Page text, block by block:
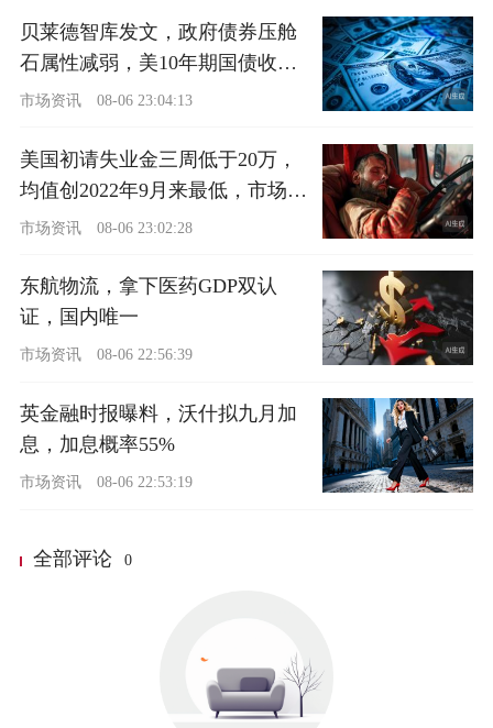
贝莱德智库发文，政府债券压舱
石属性减弱，美10年期国债收益
率近5%
市场资讯 08-06 23:04:13
美国初请失业金三周低于20万，
均值创2022年9月来最低，市场聚
焦7月非农
市场资讯 08-06 23:02:28
东航物流，拿下医药GDP双认
证，国内唯一
市场资讯 08-06 22:56:39
英金融时报曝料，沃什拟九月加
息，加息概率55%
市场资讯 08-06 22:53:19
全部评论 0